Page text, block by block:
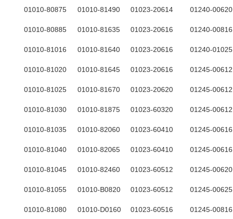
01010-80875
01010-81490 01023-20614 01240-00620
01010-80885
01010-81635 01023-20616 01240-00816
01010-81016
01010-81640 01023-20616 01240-01025
01010-81020
01010-81645 01023-20616 01245-00612
01010-81025
01010-81670 01023-20620 01245-00612
01010-81030
01010-81875 01023-60320 01245-00612
01010-81035
01010-82060 01023-60410 01245-00616
01010-81040
01010-82065 01023-60410 01245-00616
01010-81045
01010-82460 01023-60512 01245-00620
01010-81055
01010-B0820 01023-60512 01245-00625
01010-81080
01010-D0160 01023-60516 01245-00816